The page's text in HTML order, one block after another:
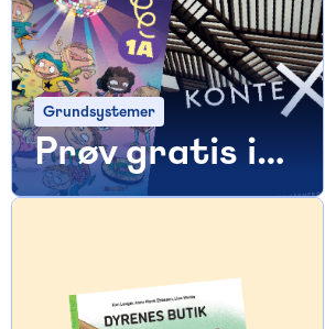
Grundsystemer
Prøv gratis i
30 dage